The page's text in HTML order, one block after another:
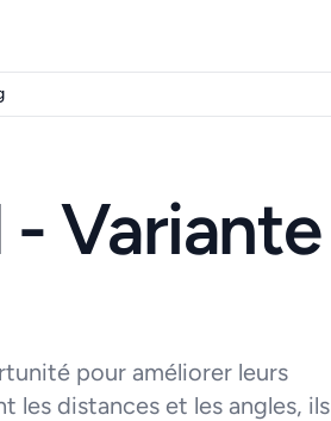
- Variante
pour améliorer leurs
les distances et les angles, ils